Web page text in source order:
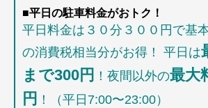
平日料金は３０分３００円で基
の消費税相当分がお得！
平日は
まで300円 ！夜間以外の最大
円 ！（平日7:00〜23:00）